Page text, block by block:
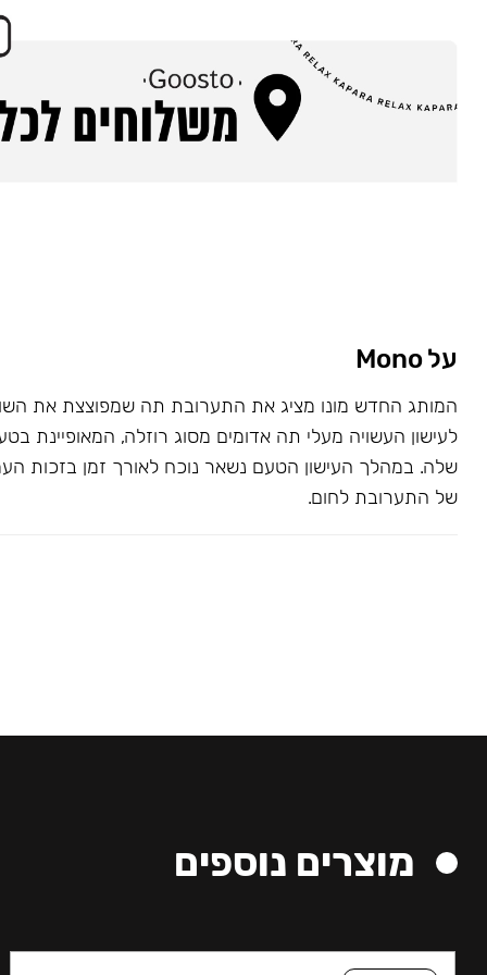
על Mono
המותג החדש מונו מציג את התערובת תה שמפוצצת את
לעישון העשויה מעלי תה אדומים מסוג רוזלה, המאופיינת
שלה. במהלך העישון הטעם נשאר נוכח לאורך זמן בזכות
של התערובת לחום.
מוצרים נוספים